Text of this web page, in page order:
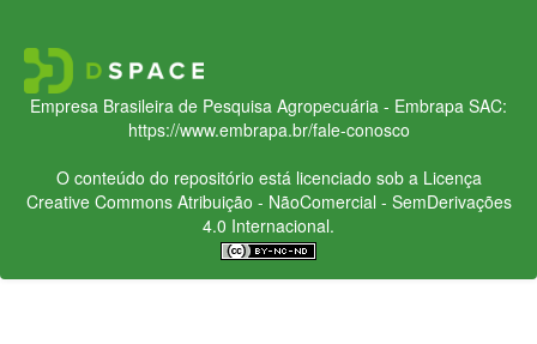
Empresa Brasileira de Pesquisa Agropecuária - Embrapa SAC:
https://www.embrapa.br/fale-conosco
O conteúdo do repositório está licenciado sob a Licença
Creative CommonsAtribuição - NãoComercial - SemDerivações
4.0 Internacional.